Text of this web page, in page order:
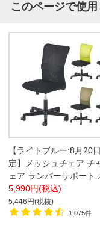
このページで使
【ライトブルー:8月20
定】メッシュチェア チ
ェア ランバーサポート
スチェア デスクチェア
子 幅580×奥行580×高さ
930mm
5,990円(税込)
5,446円(税抜)
1,075件